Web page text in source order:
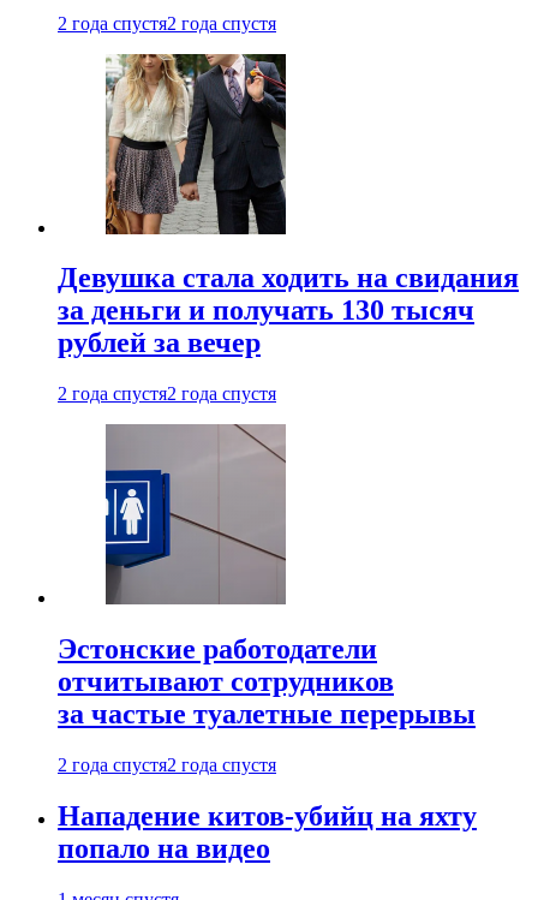
2 года спустя2 года спустя
Девушка стала ходить на свидания
за деньги и получать 130 тысяч
рублей за вечер
2 года спустя2 года спустя
Эстонские работодатели
отчитывают сотрудников
за частые туалетные перерывы
2 года спустя2 года спустя
Нападение китов-убийц на яхту
попало на видео